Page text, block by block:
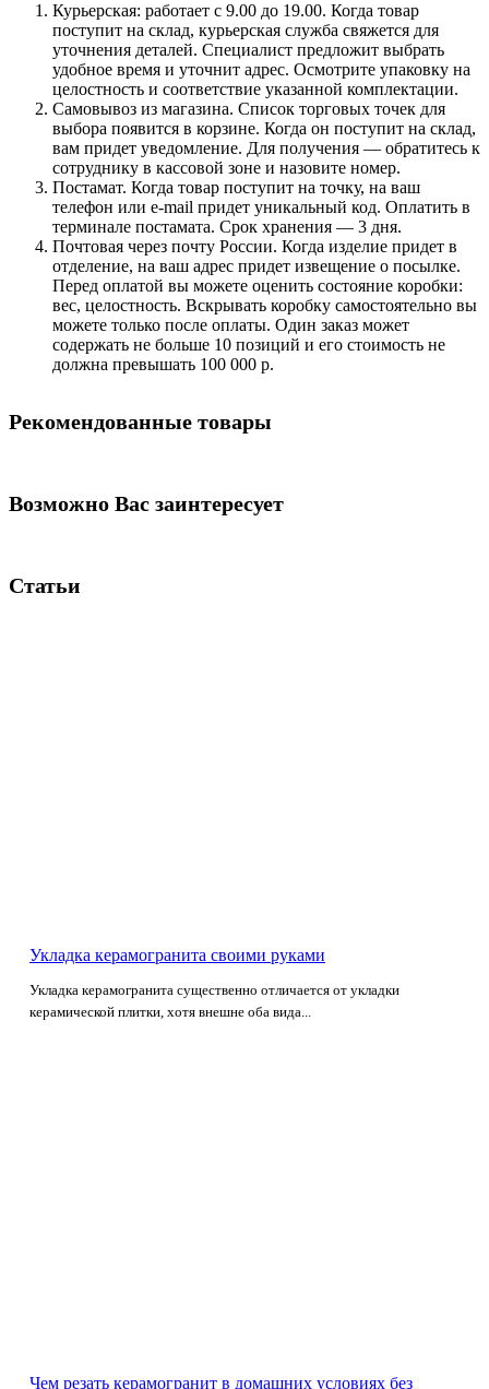
Курьерская: работает с 9.00 до 19.00. Когда товар
поступит на склад, курьерская служба свяжется для
уточнения деталей. Специалист предложит выбрать
удобное время и уточнит адрес. Осмотрите упаковку на
целостность и соответствие указанной комплектации.
Самовывоз из магазина. Список торговых точек для
выбора появится в корзине. Когда он поступит на склад,
вам придет уведомление. Для получения — обратитесь к
сотруднику в кассовой зоне и назовите номер.
Постамат. Когда товар поступит на точку, на ваш
телефон или e-mail придет уникальный код. Оплатить в
терминале постамата. Срок хранения — 3 дня.
Почтовая через почту России. Когда изделие придет в
отделение, на ваш адрес придет извещение о посылке.
Перед оплатой вы можете оценить состояние коробки:
вес, целостность. Вскрывать коробку самостоятельно вы
можете только после оплаты. Один заказ может
содержать не больше 10 позиций и его стоимость не
должна превышать 100 000 р.
Рекомендованные товары
Возможно Вас заинтересует
Статьи
Укладка керамогранита своими руками
Укладка керамогранита существенно отличается от укладки
керамической плитки, хотя внешне оба вида...
Чем резать керамогранит в домашних условиях без